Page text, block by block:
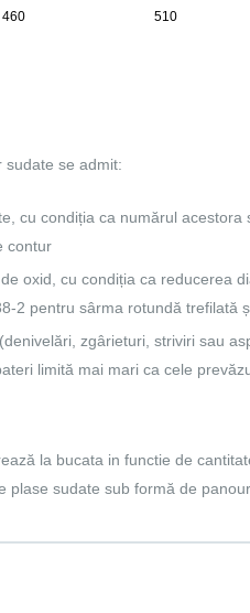
460 510
sudate se admit:
cu condiția ca numărul
contur
oxid, cu condiția ca reducerea
2 pentru sârma rotundă trefilată
zgârieturi, striviri sau
limită mai mari ca cele
la bucata in functie de
plase sudate sub formă de